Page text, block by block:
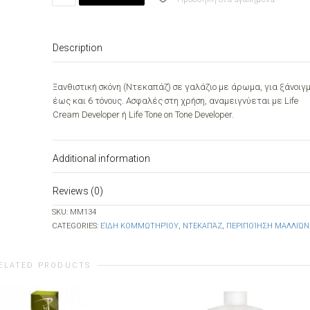
quantity
Description
Ξανθιστική σκόνη (Ντεκαπάζ) σε γαλάζιο με άρωμα, για
έως και 6 τόνους. Ασφαλές στη χρήση, αναμειγνύεται με Life
Cream Developer ή Life Tone on Tone Developer.
Additional information
Reviews (0)
SKU: MM134
CATEGORIES: ΕΊΔΗ ΚΟΜΜΩΤΗΡΊΟΥ, ΝΤΕΚΑΠΆΖ, ΠΕΡΙΠΟΊΗΣΗ ΜΑΛΛΙΏΝ
PRODUCTS